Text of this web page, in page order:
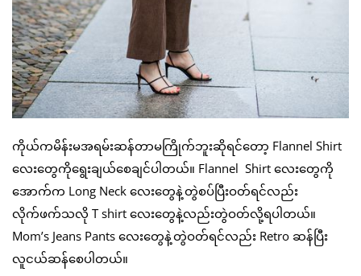
ကိုယ်ကမိန်းမအရမ်းဆန်တာမကြိုက်ဘူးဆိုရင်တော့ Flannel Shirt
လေးတွေကိုရွေးချယ်စေချင်ပါတယ်။ Flannel Shirt လေးတွေကို
အောက်က Long Neck လေးတွေနဲ့တွဲစပ်ပြီးဝတ်ရင်လည်း
လိုက်ဖက်သလို T shirt လေးတွေနဲ့လည်းတွဲဝတ်လို့ရပါတယ်။
Mom’s Jeans Pants လေးတွေနဲ့တွဲဝတ်ရင်လည်း Retro ဆန်ပြီး
လူငယ်ဆန်စေပါတယ်။